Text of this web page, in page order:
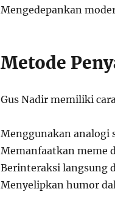
Mengedepankan
Metode
Gus Nadir memiliki
Menggunakan analogi
Memanfaatkan meme
Berinteraksi langsung
Menyelipkan humor